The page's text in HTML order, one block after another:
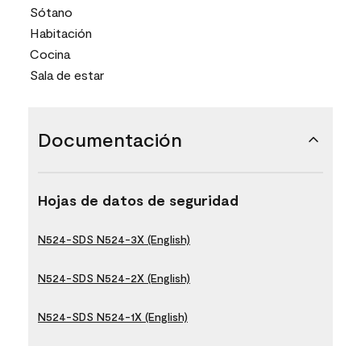
Sótano
Habitación
Cocina
Sala de estar
Documentación
Hojas de datos de seguridad
N524-SDS N524-3X (English)
N524-SDS N524-2X (English)
N524-SDS N524-1X (English)